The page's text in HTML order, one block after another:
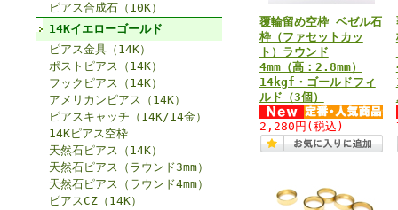
ピアス合成石（10K）
14Kイエローゴールド
ピアス金具（14K）
ポストピアス（14K）
フックピアス（14K）
アメリカンピアス（14K）
ピアスキャッチ（14K/14金）
14Kピアス空枠
天然石ピアス（14K）
天然石ピアス（ラウンド3mm）
天然石ピアス（ラウンド4mm）
ピアスCZ（14K）
覆輪留め空枠 ベゼル石
枠（ファセットカッ
ト）ラウンド
4mm（高：2.8mm）
14kgf・ゴールドフィ
ルド（3個）
2,280円 (税込)